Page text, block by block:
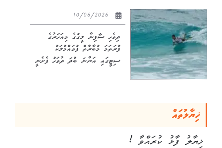
ދިވެހި ސާފިން ލީގުގެ މިއަހަރުގެ
ފުރަތަމަ މުބާރާތް ފުވައްމުލަކު
ސިޓީގައި އަންނަ ބުދަ ދުވަހު ފެށެނީ
ޚިޔާލުތައް
ޚިޔާލު ފާޅު ކުރައްވާ !